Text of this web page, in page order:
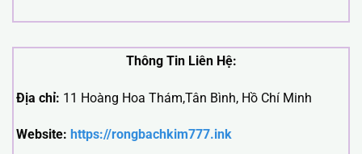
Thông Tin Liên Hệ:
Địa chỉ: 11 Hoàng Hoa Thám,Tân Bình, Hồ Chí Minh
Website: https://rongbachkim777.ink